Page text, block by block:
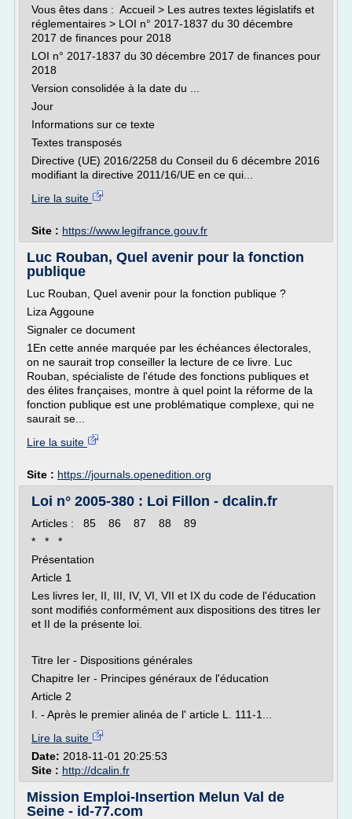
Vous êtes dans : Accueil > Les autres textes législatifs et
réglementaires > LOI n° 2017-1837 du 30 décembre
2017 de finances pour 2018
LOI n° 2017-1837 du 30 décembre 2017 de finances pour
2018
Version consolidée à la date du ...
Jour
Informations sur ce texte
Textes transposés
Directive (UE) 2016/2258 du Conseil du 6 décembre 2016
modifiant la directive 2011/16/UE en ce qui...
Lire la suite
Site : https://www.legifrance.gouv.fr
Luc Rouban, Quel avenir pour la fonction
publique
Luc Rouban, Quel avenir pour la fonction publique ?
Liza Aggoune
Signaler ce document
1En cette année marquée par les échéances électorales,
on ne saurait trop conseiller la lecture de ce livre. Luc
Rouban, spécialiste de l'étude des fonctions publiques et
des élites françaises, montre à quel point la réforme de la
fonction publique est une problématique complexe, qui ne
saurait se...
Lire la suite
Site : https://journals.openedition.org
Loi n° 2005-380 : Loi Fillon - dcalin.fr
Articles : 85 86 87 88 89
* * *
Présentation
Article 1
Les livres Ier, II, III, IV, VI, VII et IX du code de l'éducation
sont modifiés conformément aux dispositions des titres Ier
et II de la présente loi.
Titre Ier - Dispositions générales
Chapitre Ier - Principes généraux de l'éducation
Article 2
I. - Après le premier alinéa de l' article L. 111-1...
Lire la suite
Date: 2018-11-01 20:25:53
Site : http://dcalin.fr
Mission Emploi-Insertion Melun Val de
Seine - id-77.com